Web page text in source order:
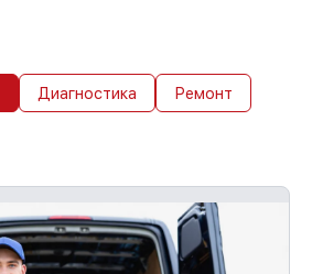
Диагностика Ремонт